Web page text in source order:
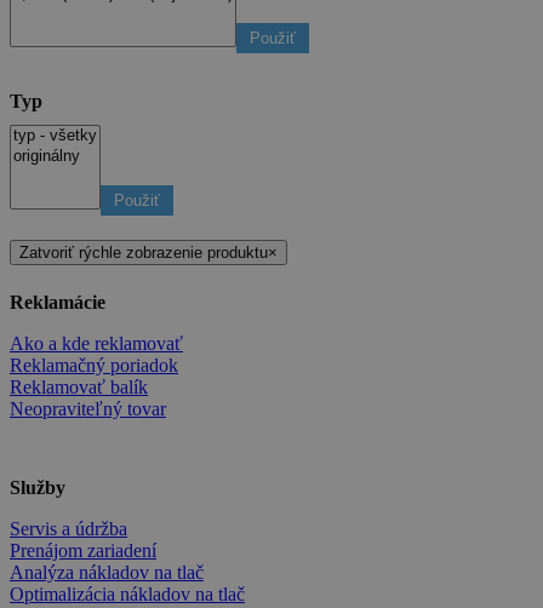
Použiť
Typ
Použiť
Zatvoriť rýchle zobrazenie produktu×
Reklamácie
Ako a kde reklamovať
Reklamačný poriadok
Reklamovať balík
Neopraviteľný tovar
Služby
Servis a údržba
Prenájom zariadení
Analýza nákladov na tlač
Optimalizácia nákladov na tlač